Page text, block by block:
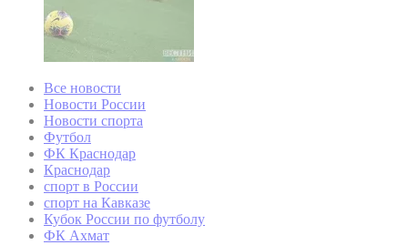
Все новости
Новости России
Новости спорта
Футбол
ФК Краснодар
Краснодар
спорт в России
спорт на Кавказе
Кубок России по футболу
ФК Ахмат